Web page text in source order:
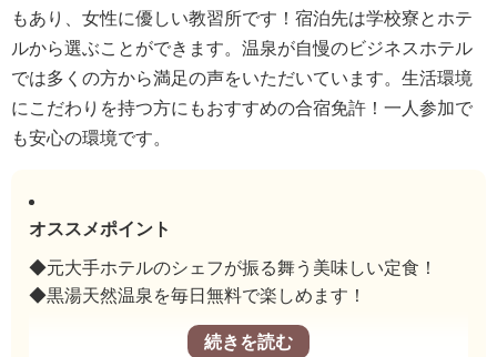
もあり、女性に優しい教習所です！宿泊先は学校寮とホテ
ルから選ぶことができます。温泉が自慢のビジネスホテル
では多くの方から満足の声をいただいています。生活環境
にこだわりを持つ方にもおすすめの合宿免許！一人参加で
も安心の環境です。
オススメポイント
◆元大手ホテルのシェフが振る舞う美味しい定食！
◆黒湯天然温泉を毎日無料で楽しめます！